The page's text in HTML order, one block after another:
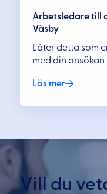
Arbetsledare till
Väsby
Låter detta som
med din
Läs mer
Vill du